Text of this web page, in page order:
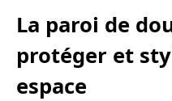
La paroi de
protéger et
espace